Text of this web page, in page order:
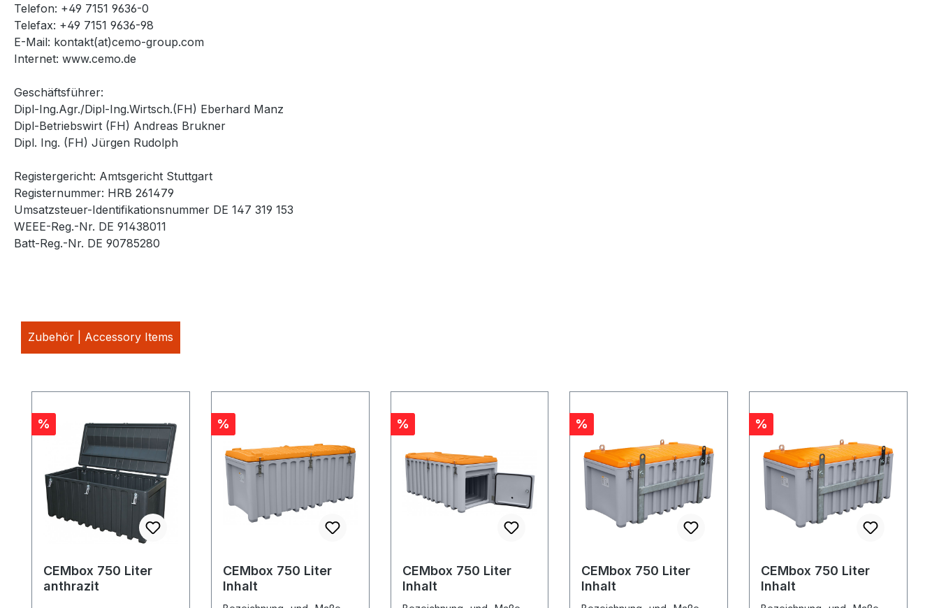
Telefon: +49 7151 9636-0
Telefax: +49 7151 9636-98
E-Mail: kontakt(at)cemo-group.com
Internet: www.cemo.de
Geschäftsführer:
Dipl-Ing.Agr./Dipl-Ing.Wirtsch.(FH) Eberhard Manz
Dipl-Betriebswirt (FH) Andreas Brukner
Dipl. Ing. (FH) Jürgen Rudolph
Registergericht: Amtsgericht Stuttgart
Registernummer: HRB 261479
Umsatzsteuer-Identifikationsnummer DE 147 319 153
WEEE-Reg.-Nr. DE 91438011
Batt-Reg.-Nr. DE 90785280
Zubehör | Accessory Items
Rabatt
%
CEMbox 750 Liter
anthrazit
Rabatt
%
CEMbox 750 Liter
Inhalt
Rabatt
%
CEMbox 750 Liter
Inhalt
Rabatt
%
CEMbox 750 Liter
Inhalt
Rabatt
%
CEMbox 750 Liter
Inhalt